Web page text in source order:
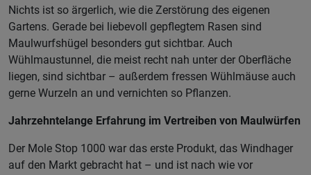
Nichts ist so ärgerlich, wie die Zerstörung des eigenen
Gartens. Gerade bei liebevoll gepflegtem Rasen sind
Maulwurfshügel besonders gut sichtbar. Auch
Wühlmaustunnel, die meist recht nah unter der Oberfläche
liegen, sind sichtbar – außerdem fressen Wühlmäuse auch
gerne Wurzeln an und vernichten so Pflanzen.
Jahrzehntelange Erfahrung im Vertreiben von Maulwürfen
Der Mole Stop 1000 war das erste Produkt, das Windhager
auf den Markt gebracht hat – und ist nach wie vor